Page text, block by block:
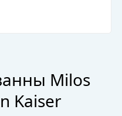
Milos
Kaiser